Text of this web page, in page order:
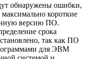
обнаружены ошибки,
короткие
версию ПО.
срока
так как ПО
для ЭВМ